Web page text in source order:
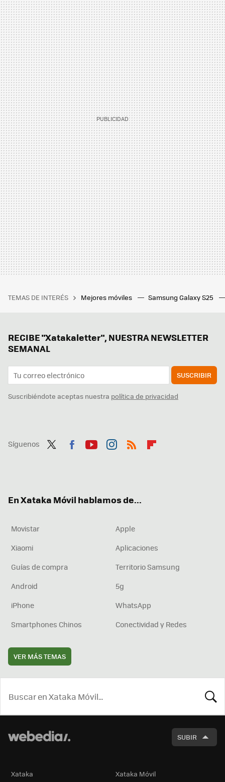
TEMAS DE INTERÉS Mejores móviles Samsung Galaxy S25
RECIBE "Xatakaletter", NUESTRA NEWSLETTER
SEMANAL
SUSCRIBIR
Suscribiéndote aceptas nuestra política de privacidad
Síguenos
En Xataka Móvil hablamos de...
Movistar
Apple
Xiaomi
Aplicaciones
Guías de compra
Territorio Samsung
Android
5g
iPhone
WhatsApp
Smartphones Chinos
Conectividad y Redes
VER MÁS TEMAS
SUBIR
Xataka Xataka Móvil